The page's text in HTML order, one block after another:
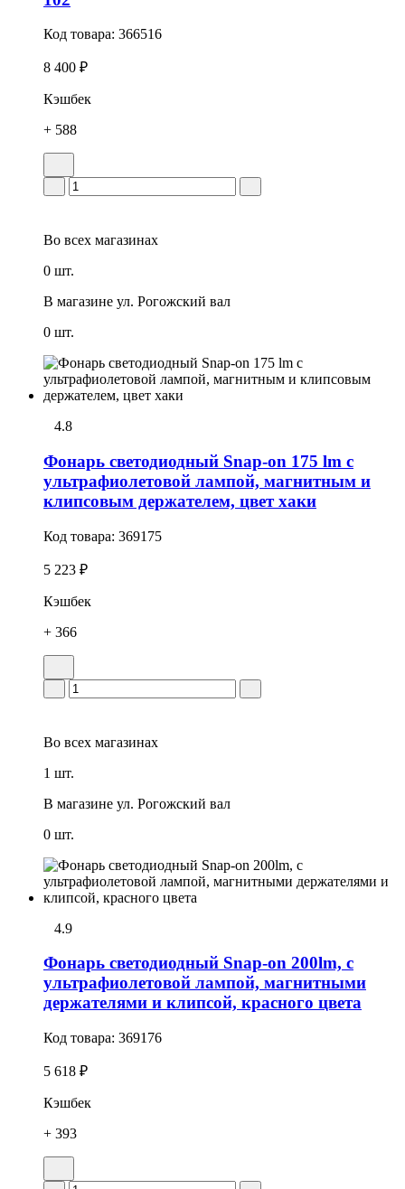
Код товара: 366516
8 400 ₽
Кэшбек
+ 588
Во всех магазинах
0 шт.
В магазине ул. Рогожский вал
0 шт.
4.8
Фонарь светодиодный Snap-on 175 lm с
ультрафиолетовой лампой, магнитным и
клипсовым держателем, цвет хаки
Код товара: 369175
5 223 ₽
Кэшбек
+ 366
Во всех магазинах
1 шт.
В магазине ул. Рогожский вал
0 шт.
4.9
Фонарь светодиодный Snap-on 200lm, с
ультрафиолетовой лампой, магнитными
держателями и клипсой, красного цвета
Код товара: 369176
5 618 ₽
Кэшбек
+ 393